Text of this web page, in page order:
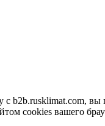
с b2b.rusklimat.com, вы
cookies вашего